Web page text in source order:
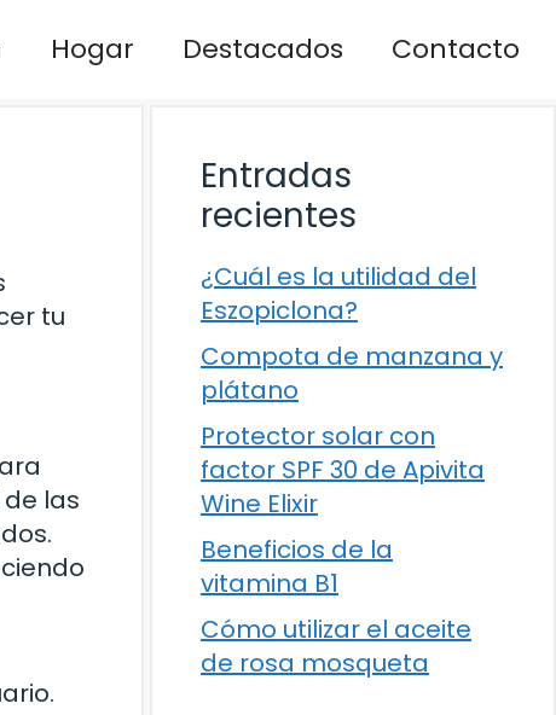
Hogar Destacados Contacto
tu
las
Entradas
recientes
¿Cuál es la utilidad del
Eszopiclona?
Compota de manzana y
plátano
Protector solar con
factor SPF 30 de Apivita
Wine Elixir
Beneficios de la
vitamina B1
Cómo utilizar el aceite
de rosa mosqueta